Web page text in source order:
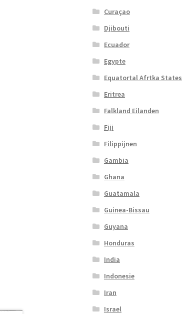
Curaçao
Djibouti
Ecuador
Egypte
Equatortal Afrtka States
Eritrea
Falkland Eilanden
Fiji
Filippijnen
Gambia
Ghana
Guatamala
Guinea-Bissau
Guyana
Honduras
India
Indonesie
Iran
Israel